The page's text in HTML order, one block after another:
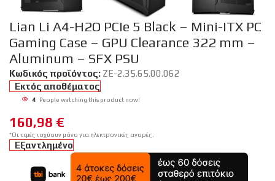
Lian Li A4-H2O PCIe 5 Black – Mini-ITX PC
Gaming Case – GPU Clearance 322 mm –
Aluminum – SFX PSU
Κωδικός προϊόντος: ZE-2.35.65.00.062
Εκτός αποθέματος
4 People watching this product now!
160,98 €
*Οι τιμές ισχύουν μόνο για ηλεκτρονικές αγορές.
Εξαντλημένο